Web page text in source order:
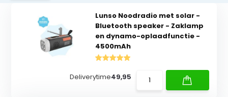
Lunso Noodradio met solar -
Bluetooth speaker - Zaklamp
en dynamo-oplaadfunctie -
4500mAh
Deliverytime49,95